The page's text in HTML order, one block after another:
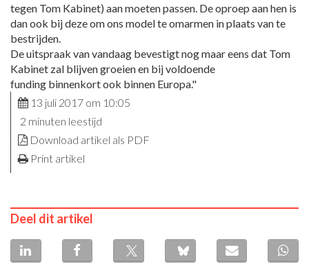
tegen Tom Kabinet) aan moeten passen. De oproep aan hen is
dan ook bij deze om ons model te omarmen in plaats van te
bestrijden.
De uitspraak van vandaag bevestigt nog maar eens dat Tom
Kabinet zal blijven groeien en bij voldoende
funding binnenkort ook binnen Europa."
13 juli 2017 om 10:05
2 minuten leestijd
Download artikel als PDF
Print artikel
Deel dit artikel